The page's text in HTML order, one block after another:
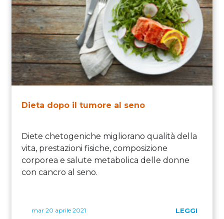
Dieta dopo il tumore al seno
Diete chetogeniche migliorano qualità della
vita, prestazioni fisiche, composizione
corporea e salute metabolica delle donne
con cancro al seno.
mar 20 aprile 2021 LEGGI